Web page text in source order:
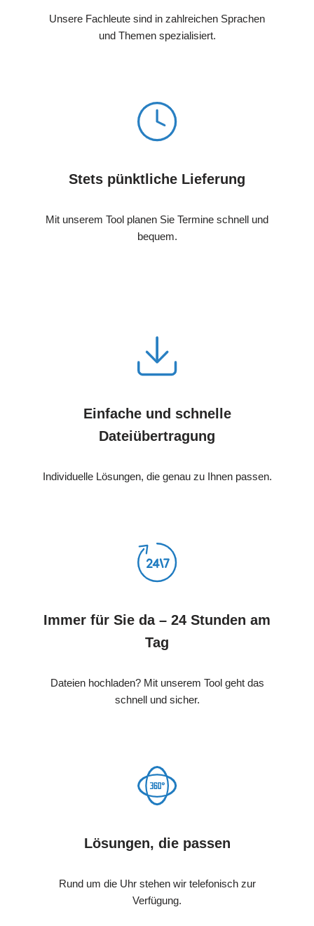
Unsere Fachleute sind in zahlreichen Sprachen
und Themen spezialisiert.
Stets pünktliche Lieferung
Mit unserem Tool planen Sie Termine schnell und
bequem.
Einfache und schnelle
Dateiübertragung
Individuelle Lösungen, die genau zu Ihnen passen.
Immer für Sie da – 24 Stunden am
Tag
Dateien hochladen? Mit unserem Tool geht das
schnell und sicher.
Lösungen, die passen
Rund um die Uhr stehen wir telefonisch zur
Verfügung.